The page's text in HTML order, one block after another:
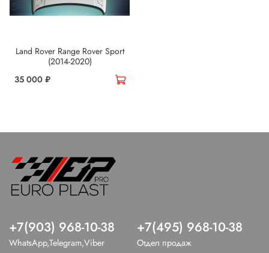
Land Rover Range Rover Sport
(2014-2020)
35 000 ₽
+7(903) 968-10-38
WhatsApp,Telegram,Viber
+7(495) 968-10-38
Отдел продаж